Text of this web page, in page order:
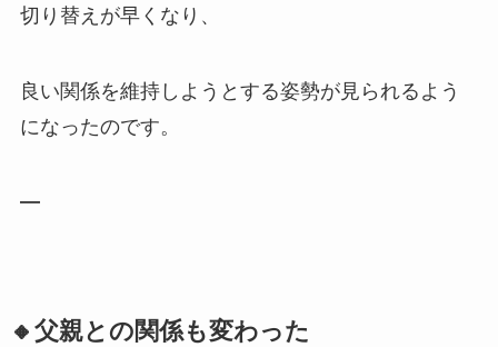
切り替えが早くなり、
良い関係を維持しようとする姿勢が見られるよう
になったのです。
—
🔸父親との関係も変わった